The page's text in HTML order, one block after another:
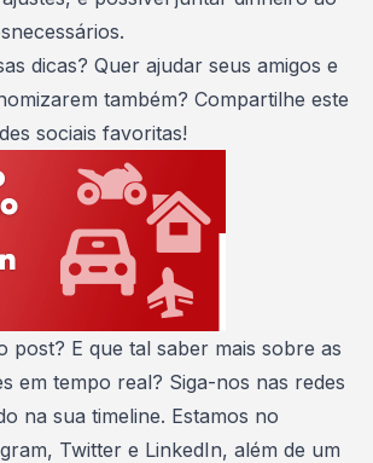
.
dicas? Quer ajudar seus amigos e
também? Compartilhe este
sociais favoritas!
post? E que tal saber mais sobre as
em tempo real? Siga-nos nas redes
na sua timeline. Estamos no
, Twitter e LinkedIn, além de um